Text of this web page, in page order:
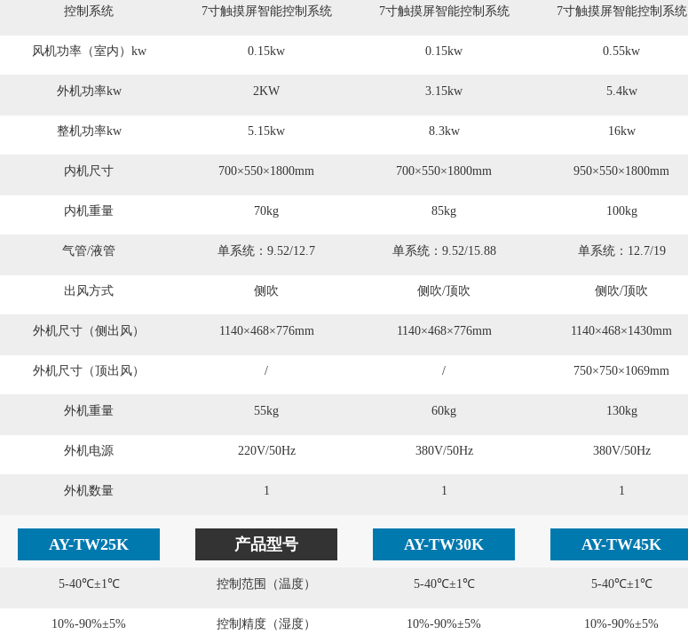
控制系统
风机功率（室内）kw
外机功率kw
整机功率kw
内机尺寸
内机重量
气管/液管
出风方式
外机尺寸（侧出风）
外机尺寸（顶出风）
外机重量
外机电源
外机数量
7寸触摸屏智能控制系统
0.15kw
2KW
5.15kw
700×550×1800mm
70kg
单系统：9.52/12.7
侧吹
1140×468×776mm
/
55kg
220V/50Hz
1
7寸触摸屏智能控制系统
0.15kw
3.15kw
8.3kw
700×550×1800mm
85kg
单系统：9.52/15.88
侧吹/顶吹
1140×468×776mm
/
60kg
380V/50Hz
1
7寸触摸屏智能控制系统
0.55kw
5.4kw
16kw
950×550×1800mm
100kg
单系统：12.7/19
侧吹/顶吹
1140×468×1430mm
750×750×1069mm
130kg
380V/50Hz
1
AY-TW25K
5-40℃±1℃
10%-90%±5%
产品型号
控制范围（温度）
控制精度（湿度）
AY-TW30K
5-40℃±1℃
10%-90%±5%
AY-TW45K
5-40℃±1℃
10%-90%±5%